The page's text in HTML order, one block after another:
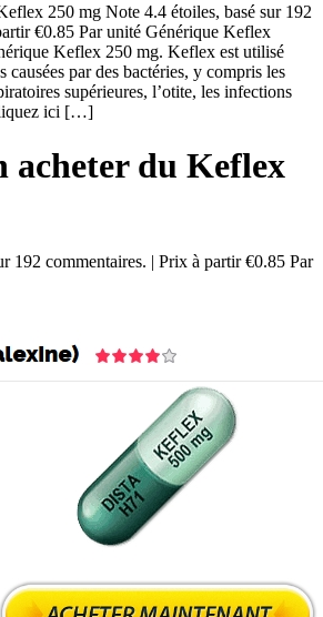
250 mg Note 4.4 étoiles, basé sur 192
€0.85 Par unité Générique Keflex
Keflex 250 mg. Keflex est utilisé
par des bactéries, y compris les
supérieures, l’otite, les infections
ici […]
acheter du Keflex
192 commentaires. | Prix à partir€0.85 Par